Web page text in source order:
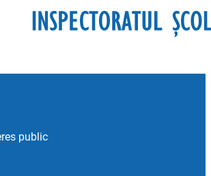
public